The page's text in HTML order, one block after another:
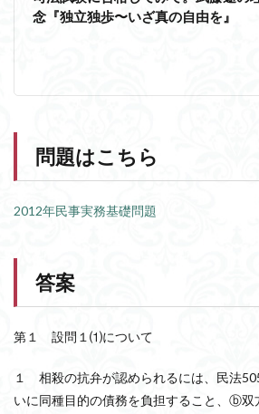
念『独立独歩〜いざ真の自由を』
問題はこちら
2012年民事実務基礎問題
答案
第１ 設問１⑴について
１ 相殺の抗弁が認められるには、民法
いに同種目的の債務を負担すること、ⓑ双